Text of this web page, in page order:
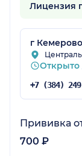
Лицензия
г
Открыто
Прививка
700 ₽